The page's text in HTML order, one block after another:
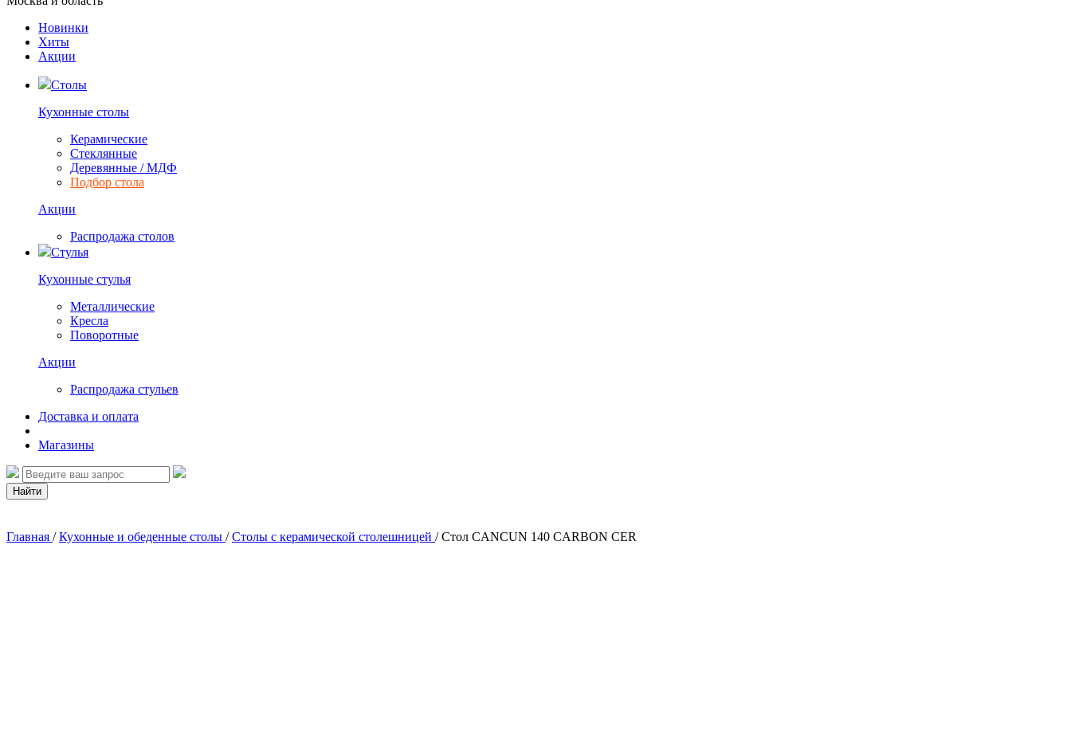
Новинки
Хиты
Акции
Столы
Кухонные столы
Керамические
Стеклянные
Деревянные / МДФ
Подбор стола
Акции
Распродажа столов
Стулья
Кухонные стулья
Металлические
Кресла
Поворотные
Акции
Распродажа стульев
Доставка и оплата
Магазины
Найти
Главная / Кухонные и обеденные столы / Столы с керамической столешницей / Стол CANCUN 140 CARBON CER